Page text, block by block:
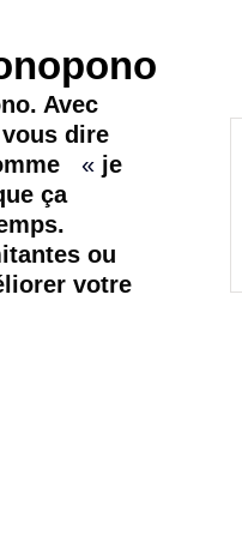
Avec
dire
« je
ça
ou
votre